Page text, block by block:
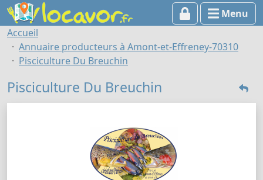
Menu
Accueil
Annuaire producteurs à Amont-et-Effreney-70310
Pisciculture Du Breuchin
Pisciculture Du Breuchin